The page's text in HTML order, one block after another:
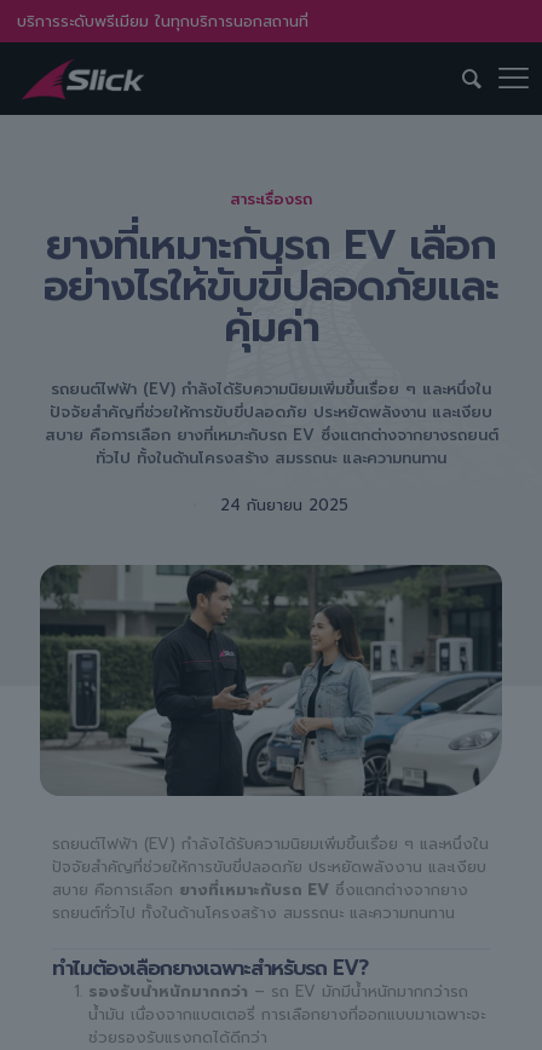
บริการระดับพรีเมียม ในทุกบริการนอกสถานที่
สาระเรื่องรถ
ยางที่เหมาะกับรถ EV เลือก
อย่างไรให้ขับขี่ปลอดภัยและ
คุ้มค่า
รถยนต์ไฟฟ้า (EV) กำลังได้รับความนิยมเพิ่มขึ้นเรื่อย ๆ และหนึ่งใน
ปัจจัยสำคัญที่ช่วยให้การขับขี่ปลอดภัย ประหยัดพลังงาน และเงียบ
สบาย คือการเลือก ยางที่เหมาะกับรถ EV ซึ่งแตกต่างจากยางรถยนต์
ทั่วไป ทั้งในด้านโครงสร้าง สมรรถนะ และความทนทาน
24 กันยายน 2025
รถยนต์ไฟฟ้า (EV) กำลังได้รับความนิยมเพิ่มขึ้นเรื่อย ๆ และหนึ่งใน
ปัจจัยสำคัญที่ช่วยให้การขับขี่ปลอดภัย ประหยัดพลังงาน และเงียบ
สบาย คือการเลือก ยางที่เหมาะกับรถ EV ซึ่งแตกต่างจากยาง
รถยนต์ทั่วไป ทั้งในด้านโครงสร้าง สมรรถนะ และความทนทาน
ทำไมต้องเลือกยางเฉพาะสำหรับรถ EV?
รองรับน้ำหนักมากกว่า – รถ EV มักมีน้ำหนักมากกว่ารถ
น้ำมัน เนื่องจากแบตเตอรี่ การเลือกยางที่ออกแบบมาเฉพาะจะ
ช่วยรองรับแรงกดได้ดีกว่า